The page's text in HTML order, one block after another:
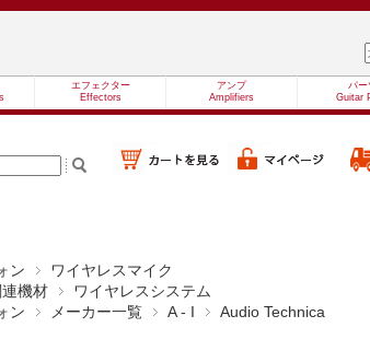
エフェクター
Effectors
アンプ
Amplifiers
パー
Guitar
ン
ワイヤレスマイク
機材
ワイヤレスシステム
ン
メーカー一覧 A - I Audio Technica